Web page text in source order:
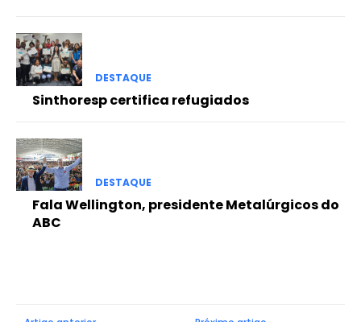
DESTAQUE
Sinthoresp certifica refugiados
DESTAQUE
Fala Wellington, presidente Metalúrgicos do
ABC